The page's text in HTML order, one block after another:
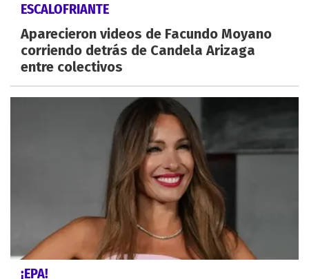
ESCALOFRIANTE
Aparecieron videos de Facundo Moyano
corriendo detrás de Candela Arizaga
entre colectivos
¡EPA!